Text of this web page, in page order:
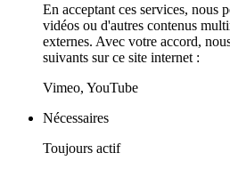
En acceptant ces services, nous
vidéos ou d'autres contenus
externes. Avec votre accord,
suivants sur ce site internet :
Vimeo, YouTube
Nécessaires
Toujours actif